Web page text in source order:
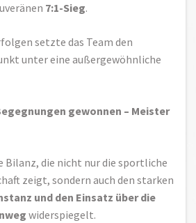
7:1-Sieg.
setzte das Team den
unter eine außergewöhnliche
gewonnen – Meister
Bilanz, die nicht nur die sportliche
zeigt, sondern auch den starken
und den Einsatz über die
widerspiegelt.